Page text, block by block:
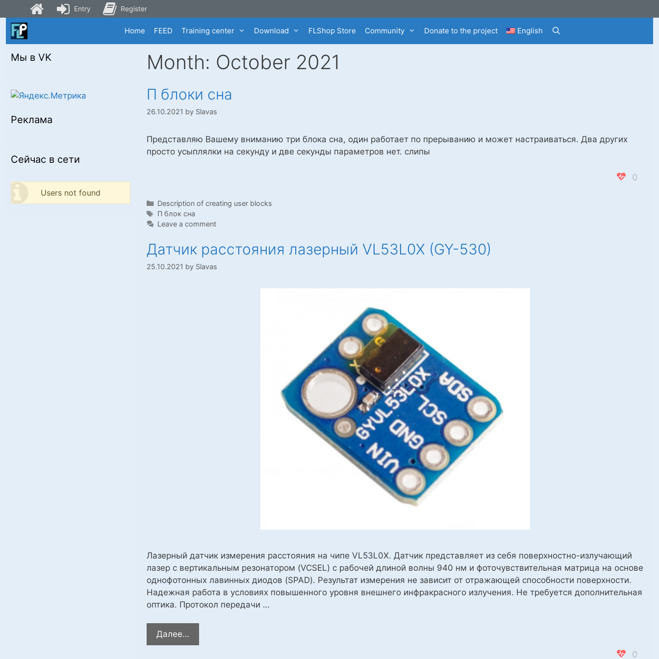
Skip
Home FEED Training center Download FLShop Store Community Donate to the project English
Month: October 2021
П блоки сна
26.10.2021 by Slavas
Представляю Вашему вниманию три блока сна, один работает по прерыванию и может настраиваться. Два других
просто усыплялки на секунду и две секунды параметров нет. слипы
0
Categories
Description of creating user blocks
Tags
П блок сна
Leave a comment
Датчик расстояния лазерный VL53L0X (GY-530)
25.10.2021 by Slavas
Лазерный датчик измерения расстояния на чипе VL53L0X. Датчик представляет из себя поверхностно-излучающий
лазер с вертикальным резонатором (VCSEL) с рабочей длиной волны 940 нм и фоточувствительная матрица на основе
однофотонных лавинных диодов (SPAD). Результат измерения не зависит от отражающей способности поверхности.
Надежная работа в условиях повышенного уровня внешнего инфракрасного излучения. Не требуется дополнительная
оптика. Протокол передачи …
Далее…
расстояния
0
Мы в VK
Реклама
Сейчас в сети
Users not found
Entry Register